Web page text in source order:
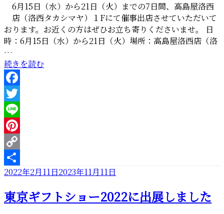
6月15日（水）から21日（火）までの7日間、高島屋洛西
店（洛西タカシマヤ）１Fにて催事出店させていただいて
おります。お近くの方はぜひお立ち寄りくださいませ。 日
時：6月15日（水）から21日（火）場所：高島屋洛西店（洛
…
“高
島
屋
（洛
西
店）
催
事
の
お
知
ら
せ”
続きを読む
Facebook
Twitter
Line
Pinterest
Copy
Link
共
有
投
日:
2022年2月11日2023年11月11日
東京ギフトショー2022に出展しました